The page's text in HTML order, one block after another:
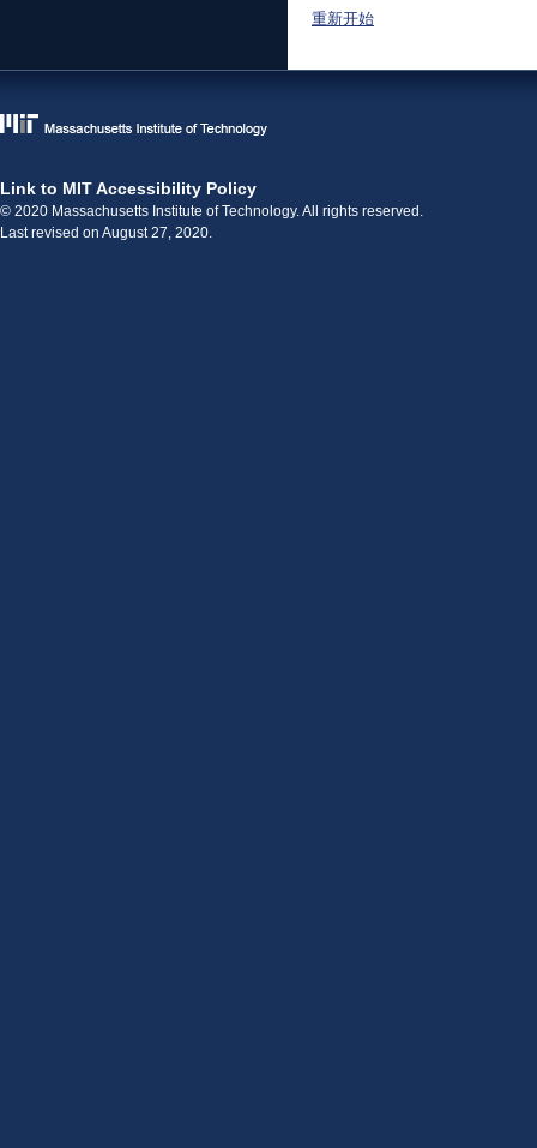
重新开始
Link to MIT Accessibility Policy
© 2020 Massachusetts Institute of Technology. All rights reserved.
Last revised on August 27, 2020.